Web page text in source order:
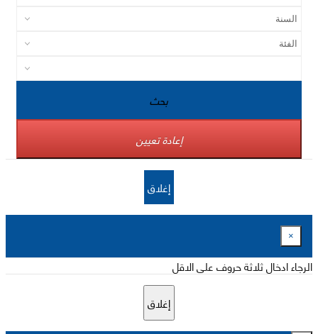
بحث
إعادة تعيين
إغلاق
×
الرجاء ادخال ثلاثة حروف على الاقل
إغلاق